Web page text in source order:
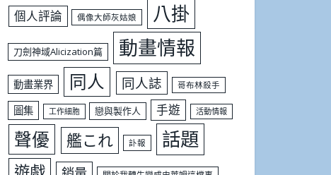
個人評論 偶像大師灰姑娘 八掛
刀劍神域Alicization篇 動畫情報
動畫業界 同人 同人誌 哥布林殺手
圖集 工作細胞 戀與製作人 手遊 活動情報
聲優 艦これ 訃報 話題